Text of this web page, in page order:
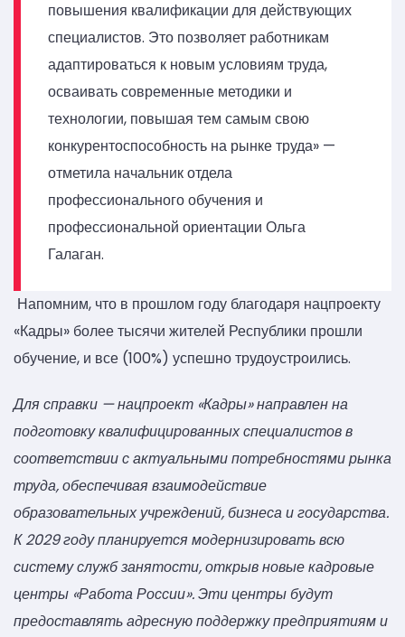
повышения квалификации для действующих
специалистов. Это позволяет работникам
адаптироваться к новым условиям труда,
осваивать современные методики и
технологии, повышая тем самым свою
конкурентоспособность на рынке труда» —
отметила начальник отдела
профессионального обучения и
профессиональной ориентации Ольга
Галаган.
Напомним, что в прошлом году благодаря нацпроекту
«Кадры» более тысячи жителей Республики прошли
обучение, и все (100%) успешно трудоустроились.
Для справки — нацпроект «Кадры» направлен на
подготовку квалифицированных специалистов в
соответствии с актуальными потребностями рынка
труда, обеспечивая взаимодействие
образовательных учреждений, бизнеса и государства.
К 2029 году планируется модернизировать всю
систему служб занятости, открыв новые кадровые
центры «Работа России». Эти центры будут
предоставлять адресную поддержку предприятиям и